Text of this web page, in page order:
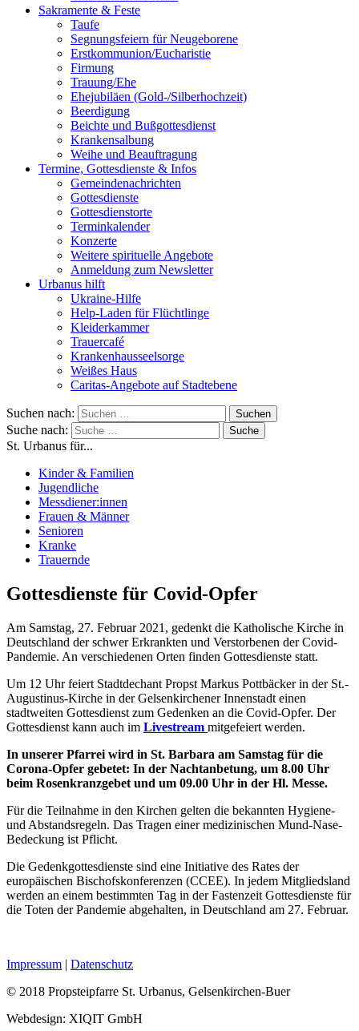
Sakramente & Feste
Taufe
Segnungsfeiern für Neugeborene
Erstkommunion/Eucharistie
Firmung
Trauung/Ehe
Ehejubiläen (Gold-/Silberhochzeit)
Beerdigung
Beichte und Bußgottesdienst
Krankensalbung
Weihe und Beauftragung
Termine, Gottesdienste & Infos
Gemeindenachrichten
Gottesdienste
Gottesdienstorte
Terminkalender
Konzerte
Weitere spirituelle Angebote
Anmeldung zum Newsletter
Urbanus hilft
Ukraine-Hilfe
Help-Laden für Flüchtlinge
Kleiderkammer
Trauercafé
Krankenhausseelsorge
Weißes Haus
Caritas-Angebote auf Stadtebene
Suchen nach:
Suche nach:
St. Urbanus für...
Kinder & Familien
Jugendliche
Messdiener:innen
Frauen & Männer
Senioren
Kranke
Trauernde
Gottesdienste für Covid-Opfer
Am Samstag, 27. Februar 2021, gedenkt die Katholische Kirche in
Deutschland der schwer Erkrankten und Verstorbenen der Covid-
Pandemie. An verschiedenen Orten finden Gottesdienste statt.
Um 12 Uhr feiert Stadtdechant Propst Markus Pottbäcker in der St.-
Augustinus-Kirche in der Gelsenkirchener Innenstadt einen
stadtweiten Gottesdienst zum Gedenken an die Covid-Opfer. Der
Gottesdienst kann auch im Livestream mitgefeiert werden.
In unserer Pfarrei wird in St. Barbara am Samstag für die
Corona-Opfer gebetet: In der Nachtanbetung, um 8.00 Uhr
beim Rosenkranzgebet und um 09.00 Uhr in der Hl. Messe.
Für die Teilnahme in den Kirchen gelten die bekannten Hygiene-
und Abstandsregeln. Das Tragen einer medizinischen Mund-Nase-
Bedeckung ist Pflicht.
Die Gedenkgottesdienste sind eine Initiative des Rates der
europäischen Bischofskonferenzen (CCEE). In jedem Mitgliedsland
werden an einem bestimmten Tag in der Fastenzeit Gottesdienste für
die Toten der Pandemie abgehalten, in Deutschland am 27. Februar.
Impressum | Datenschutz
© 2018 Propsteipfarre St. Urbanus, Gelsenkirchen-Buer
Webdesign: XIQIT GmbH